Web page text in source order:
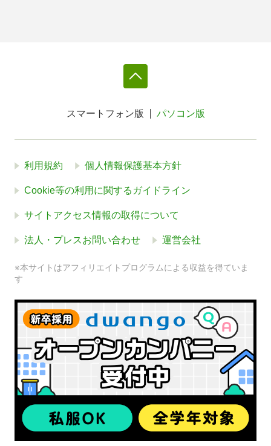
スマートフォン版 パソコン版
利用規約 個人情報保護基本方針
Cookie等の利用に関するガイドライン
サイトアクセス情報の取得について
法人・プレスお問い合わせ 運営会社
※本サイトはアフィリエイトプログラムによる収益を得ていま
す